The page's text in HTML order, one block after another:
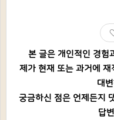
본 글은 개인적인 경험
제가 현재 또는 과거에
대
궁금하신 점은 언제든지
답